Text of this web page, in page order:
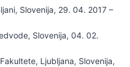
Slovenija, 29. 04. 2017 –
Slovenija, 04. 02.
Ljubljana, Slovenija,